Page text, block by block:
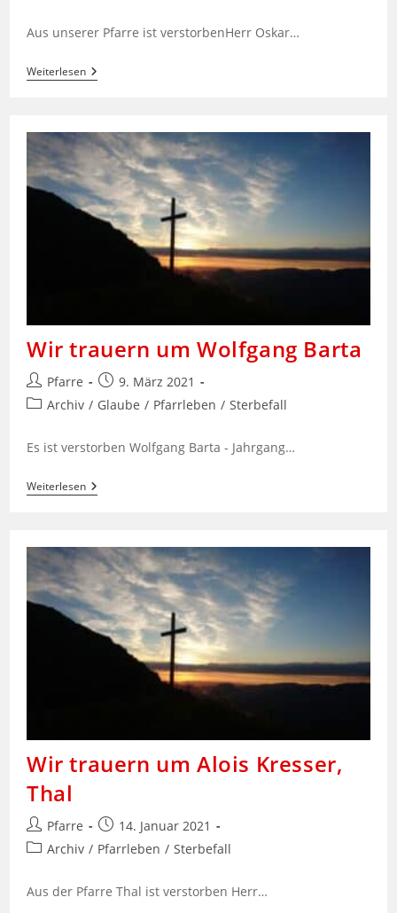
Aus unserer Pfarre ist verstorbenHerr Oskar…
WeiterlesenWir
Trauern
Fink
Wir trauern um Wolfgang Barta
Beitrags-
Autor:
Pfarre
Beitrag
veröffentlicht:
9. März 2021
Beitrags-
Archiv / Glaube / Pfarrleben / Sterbefall
Es ist verstorben Wolfgang Barta - Jahrgang…
WeiterlesenWir
Trauern
Barta
Wir trauern um Alois Kresser,
Thal
Beitrags-
Autor:
Pfarre
Beitrag
veröffentlicht:
14. Januar 2021
Beitrags-
Archiv / Pfarrleben / Sterbefall
Aus der Pfarre Thal ist verstorben Herr…